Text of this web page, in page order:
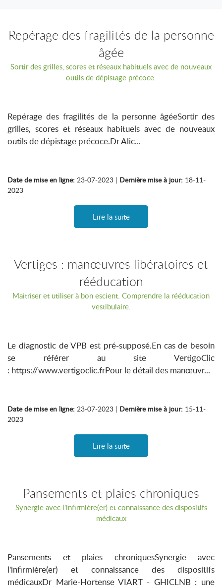
Repérage des fragilités de la personne
âgée
Sortir des grilles, scores et réseaux habituels avec de nouveaux
outils de dépistage précoce.
Repérage des fragilités de la personne âgéeSortir des
grilles, scores et réseaux habituels avec de nouveaux
outils de dépistage précoce.Dr Alic...
Date de mise en ligne: 23-07-2023 | Dernière mise à jour: 18-11-
2023
Lire la suite
Vertiges : manœuvres libératoires et
rééducation
Maitriser et utiliser à bon escient. Comprendre la rééducation
vestibulaire.
Le diagnostic de VPB est pré-supposé.En cas de besoin
se référer au site VertigoClic
: https://www.vertigoclic.frPour le détail des manœuvr...
Date de mise en ligne: 23-07-2023 | Dernière mise à jour: 15-11-
2023
Lire la suite
Pansements et plaies chroniques
Synergie avec l'infirmière(er) et connaissance des dispositifs
médicaux
Pansements et plaies chroniquesSynergie avec
l'infirmière(er) et connaissance des dispositifs
médicauxDr Marie-Hortense VIART - GHICLNB : une